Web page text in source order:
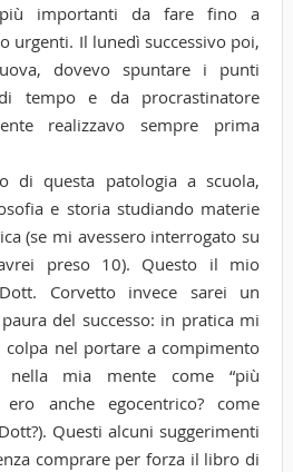
importanti da fare fino a
urgenti. Il lunedì successivo poi,
dovevo spuntare i punti
tempo e da procrastinatore
realizzavo sempre prima
di questa patologia a scuola,
e storia studiando materie
(se mi avessero interrogato su
avrei preso 10). Questo il mio
Corvetto invece sarei un
del successo: in pratica mi
colpa nel portare a compimento
nella mia mente come “più
ero anche egocentrico? come
Questi alcuni suggerimenti
comprare per forza il libro di